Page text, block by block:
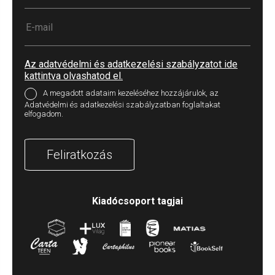
Az adatvédelmi és adatkezelési szabályzatot ide
kattintva olvashatod el.
A megadott adataim kezeléséhez hozzájárulok, az
Adatvédelmi és adatkezelési szabályzatban foglaltakat
elfogadom.
Feliratkozás
Kiadócsoport tagjai